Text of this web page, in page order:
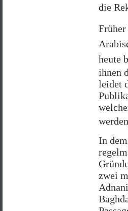
die
heute
ihnen
leidet
In
zwei